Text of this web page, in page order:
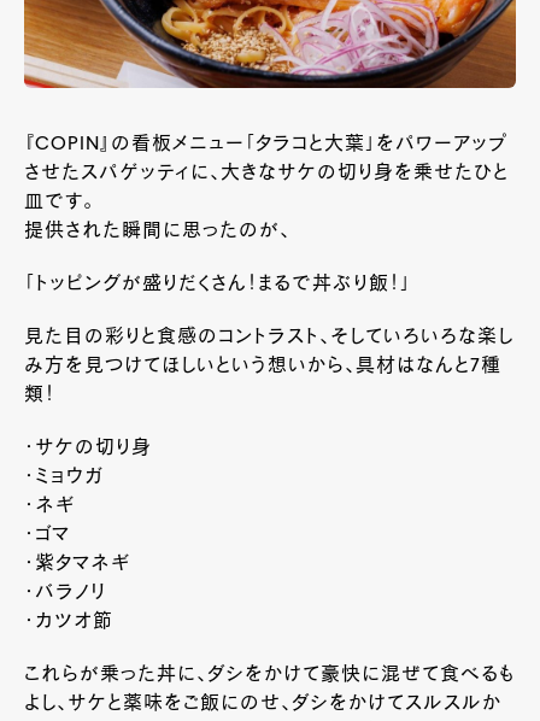
『COPIN』の看板メニュー「タラコと大葉」をパワーアップ
させたスパゲッティに、大きなサケの切り身を乗せたひと
皿です。
提供された瞬間に思ったのが、
「トッピングが盛りだくさん！まるで丼ぶり飯！」
見た目の彩りと食感のコントラスト、そしていろいろな楽し
み方を見つけてほしいという想いから、具材はなんと7種
類！
・サケの切り身
・ミョウガ
・ネギ
・ゴマ
・紫タマネギ
・バラノリ
・カツオ節
これらが乗った丼に、ダシをかけて豪快に混ぜて食べるも
よし、サケと薬味をご飯にのせ、ダシをかけてスルスルか